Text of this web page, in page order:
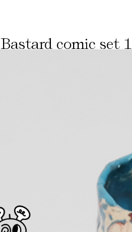
Bastard comic set 1